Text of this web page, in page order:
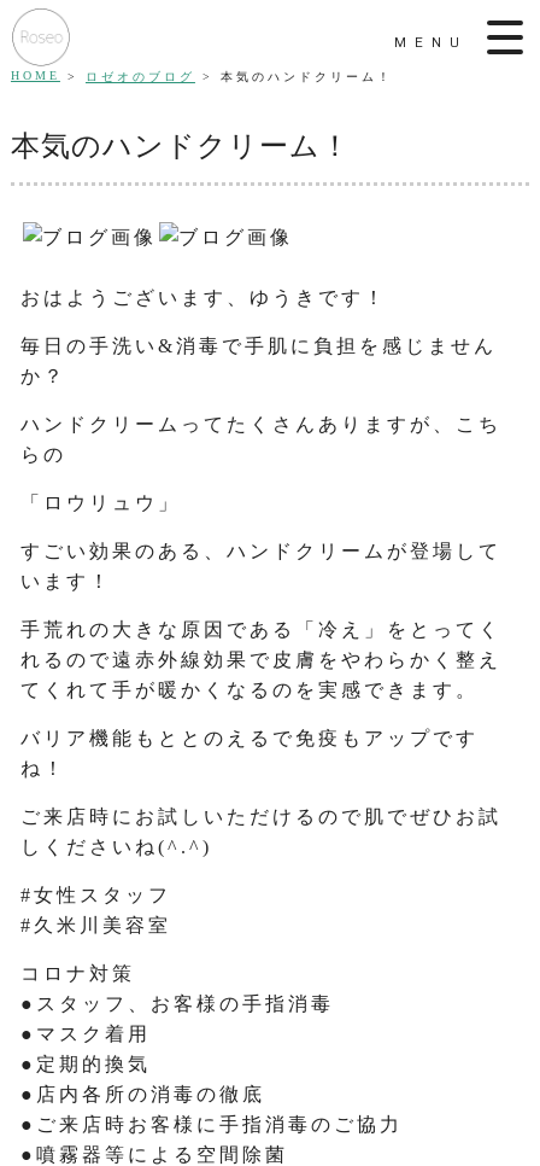
MENU
HOME ロゼオのブログ 本気のハンドクリーム！
本気のハンドクリーム！
おはようございます、ゆうきです！
毎日の手洗い&消毒で手肌に負担を感じません
か？
ハンドクリームってたくさんありますが、こち
らの
「ロウリュウ」
すごい効果のある、ハンドクリームが登場して
います！
手荒れの大きな原因である「冷え」をとってく
れるので遠赤外線効果で皮膚をやわらかく整え
てくれて手が暖かくなるのを実感できます。
バリア機能もととのえるで免疫もアップです
ね！
ご来店時にお試しいただけるので肌でぜひお試
しくださいね(^.^)
#女性スタッフ
#久米川美容室
コロナ対策
●スタッフ、お客様の手指消毒
●マスク着用
●定期的換気
●店内各所の消毒の徹底
●ご来店時お客様に手指消毒のご協力
●噴霧器等による空間除菌